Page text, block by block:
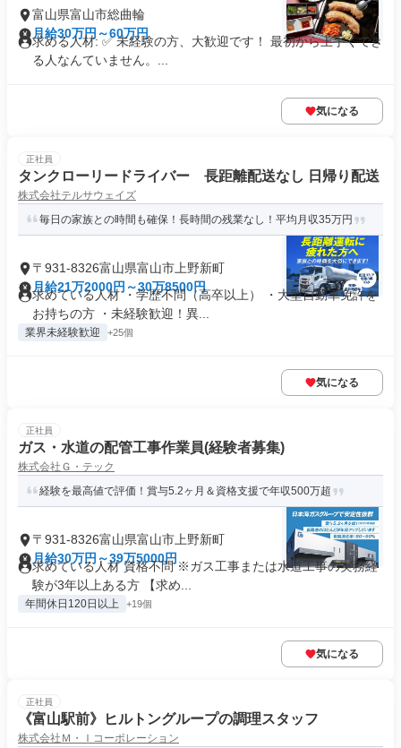
富山県富山市総曲輪
月給30万円～60万円
求める人材: ✅ 未経験の方、大歓迎です！ 最初から上手くでき
る人なんていません。...
気になる
正社員
タンクローリードライバー 長距離配送なし 日帰り配送
株式会社テルサウェイズ
毎日の家族との時間も確保！長時間の残業なし！平均月収35万円
〒931-8326富山県富山市上野新町
月給21万2000円～30万8500円
求めている人材 ・学歴不問（高卒以上） ・大型自動車免許を
お持ちの方 ・未経験歓迎！異...
業界未経験歓迎 +25個
気になる
正社員
ガス・水道の配管工事作業員(経験者募集)
株式会社Ｇ・テック
経験を最高値で評価！賞与5.2ヶ月＆資格支援で年収500万超
〒931-8326富山県富山市上野新町
月給30万円～39万5000円
求めている人材 資格不問 ※ガス工事または水道工事の実務経
験が3年以上ある方 【求め...
年間休日120日以上 +19個
気になる
正社員
《富山駅前》ヒルトングループの調理スタッフ
株式会社Ｍ・Ｉコーポレーション